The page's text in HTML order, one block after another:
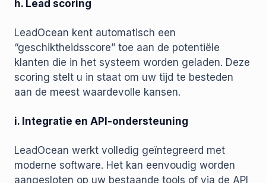
h. Lead scoring
LeadOcean kent automatisch een
“geschiktheidsscore” toe aan de potentiële
klanten die in het systeem worden geladen. Deze
scoring stelt u in staat om uw tijd te besteden
aan de meest waardevolle kansen.
i. Integratie en API-ondersteuning
LeadOcean werkt volledig geïntegreerd met
moderne software. Het kan eenvoudig worden
aangesloten op uw bestaande tools of via de API